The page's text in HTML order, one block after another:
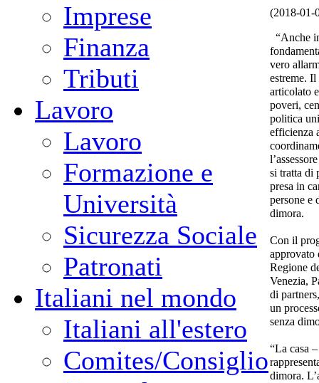
Imprese
Finanza
Tributi
Lavoro
Lavoro
Formazione e
Università
Sicurezza Sociale
Patronati
Italiani nel mondo
Italiani all'estero
Comites/Consiglio
(2018-01-
“Anche
vero
estreme.
articolato
poveri,
politica
efficienza
si tratta di
presa in
persone e
dimora.
Con il
approvato
Regione
Venezia,
di
un
senza
“La casa
dimora.